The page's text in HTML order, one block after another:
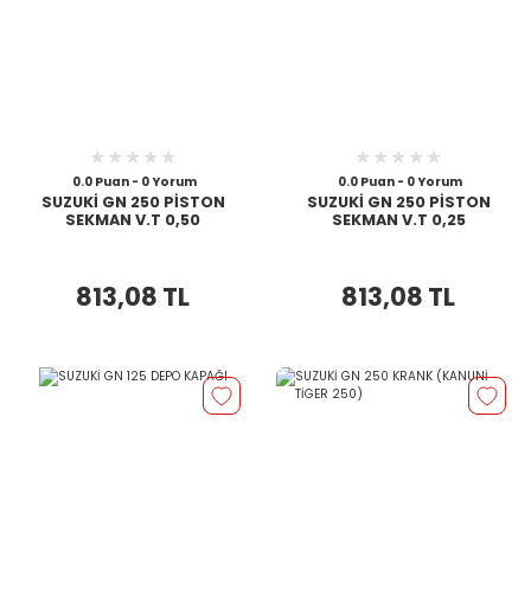
0.0 Puan - 0 Yorum
SUZUKİ GN 250 PİSTON
SEKMAN V.T 0,50
813,08 TL
0.0 Puan - 0 Yorum
SUZUKİ GN 250 PİSTON
SEKMAN V.T 0,25
813,08 TL